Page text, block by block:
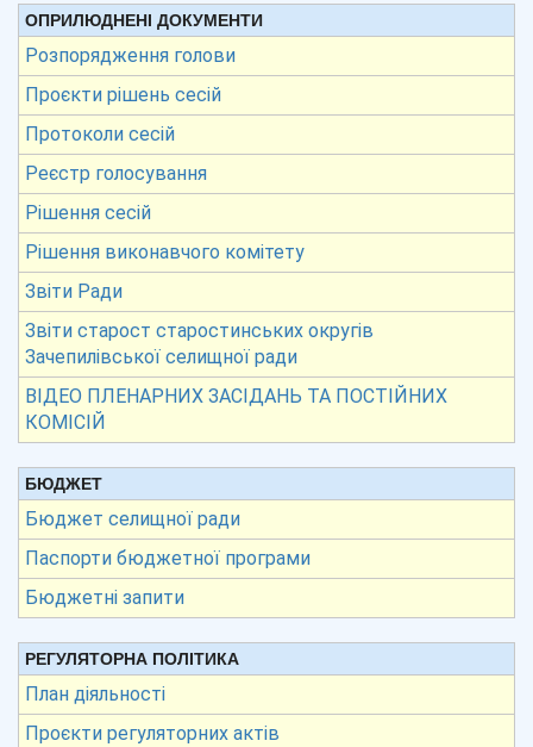
ОПРИЛЮДНЕНІ ДОКУМЕНТИ
Розпорядження голови
Проєкти рішень сесій
Протоколи сесій
Реєстр голосування
Рішення сесій
Рішення виконавчого комітету
Звіти Ради
Звіти старост старостинських округів
Зачепилівської селищної ради
ВІДЕО ПЛЕНАРНИХ ЗАСІДАНЬ ТА ПОСТІЙНИХ
КОМІСІЙ
БЮДЖЕТ
Бюджет селищної ради
Паспорти бюджетної програми
Бюджетні запити
РЕГУЛЯТОРНА ПОЛІТИКА
План діяльності
Проєкти регуляторних актів